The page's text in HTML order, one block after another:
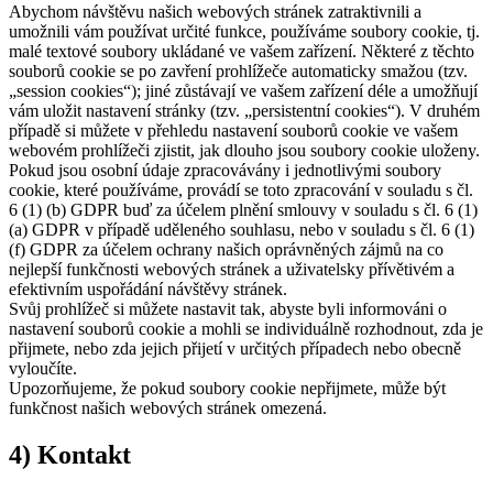
Abychom návštěvu našich webových stránek zatraktivnili a
umožnili vám používat určité funkce, používáme soubory cookie, tj.
malé textové soubory ukládané ve vašem zařízení. Některé z těchto
souborů cookie se po zavření prohlížeče automaticky smažou (tzv.
„session cookies“); jiné zůstávají ve vašem zařízení déle a umožňují
vám uložit nastavení stránky (tzv. „persistentní cookies“). V druhém
případě si můžete v přehledu nastavení souborů cookie ve vašem
webovém prohlížeči zjistit, jak dlouho jsou soubory cookie uloženy.
Pokud jsou osobní údaje zpracovávány i jednotlivými soubory
cookie, které používáme, provádí se toto zpracování v souladu s čl.
6 (1) (b) GDPR buď za účelem plnění smlouvy v souladu s čl. 6 (1)
(a) GDPR v případě uděleného souhlasu, nebo v souladu s čl. 6 (1)
(f) GDPR za účelem ochrany našich oprávněných zájmů na co
nejlepší funkčnosti webových stránek a uživatelsky přívětivém a
efektivním uspořádání návštěvy stránek.
Svůj prohlížeč si můžete nastavit tak, abyste byli informováni o
nastavení souborů cookie a mohli se individuálně rozhodnout, zda je
přijmete, nebo zda jejich přijetí v určitých případech nebo obecně
vyloučíte.
Upozorňujeme, že pokud soubory cookie nepřijmete, může být
funkčnost našich webových stránek omezená.
4) Kontakt